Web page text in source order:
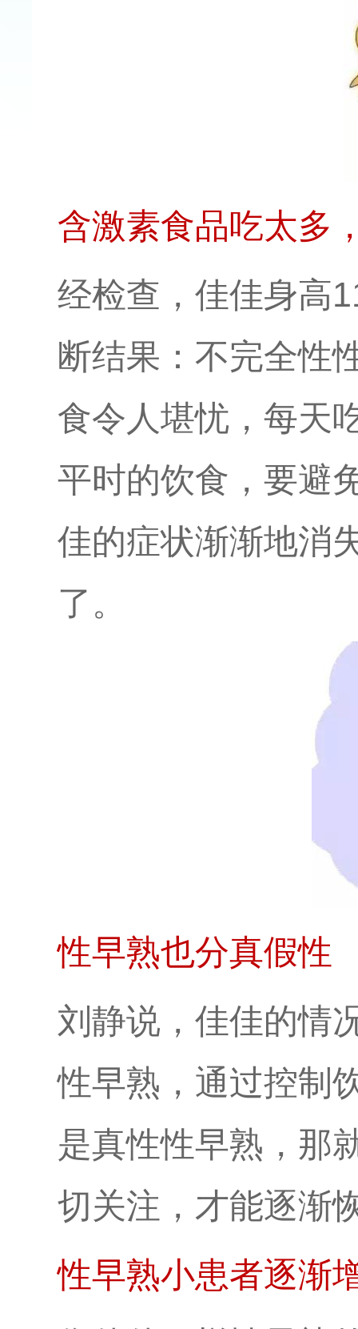
含激素食品吃太多
经检查，佳佳身高
断结果：不完全性
食令人堪忧，每天
平时的饮食，要避
佳的症状渐渐地消
了。
性早熟也分真假性
刘静说，佳佳的情
性早熟，通过控制
是真性性早熟，那
切关注，才能逐渐
性早熟小患者逐渐